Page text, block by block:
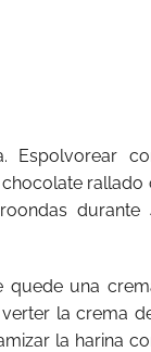
Espolvorear
rallado
durante
quede una
la crema
la harina